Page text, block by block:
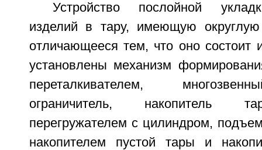
Устройство послойной
изделий в тару, имеющую
отличающееся тем, что оно состоит
установлены механизм
переталкивателем,
ограничитель, накопитель
перегружателем с цилиндром,
накопителем пустой тары и